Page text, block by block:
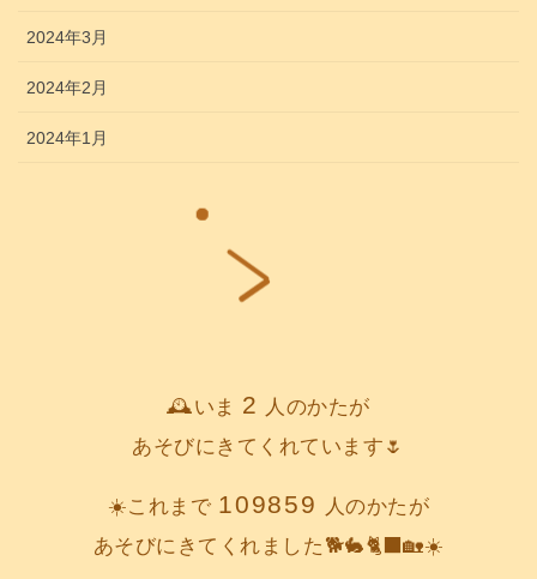
2024年3月
2024年2月
2024年1月
🕰️いま 2 人のかたが
あそびにきてくれています🌷
☀️これまで 109859
人のかたが
あそびにきてくれました🐕️🐇🐈‍⬛🏡☀️